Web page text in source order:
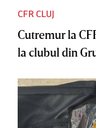
CFR CLUJ
Cutremur la
la clubul din